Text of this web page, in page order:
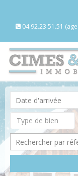
04.92.23.51.51